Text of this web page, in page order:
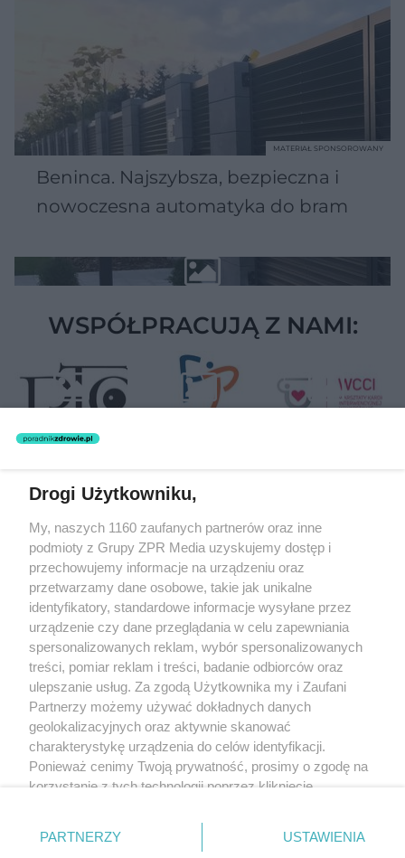
Beninca. Najszybsza, bezpieczna i
nowoczesna automatyka do bram
MATERIAŁ SPONSOROWANY
WSPÓŁPRACUJĄ Z NAMI:
rozpowszechniany lub dalej rozpowszechniany w jakikolwiek sposób
(w tym także elektroniczny lub mechaniczny) na jakimkolwiek polu
eksploatacji w jakiejkolwiek formie, włącznie z umieszczaniem w
Internecie bez pisemnej zgody właściciela praw. Jakiekolwiek użycie
lub wykorzystanie utworów w całości lub w części z naruszeniem
prawa, tzn. bez właściwej zgody, jest zabronione pod groźbą kary i
może być ścigane prawnie.
O nas
Informacje prawne
Nasze serwisy
Drogi Użytkowniku,
My, naszych 1160 zaufanych partnerów oraz inne
podmioty z Grupy ZPR Media uzyskujemy dostęp i
przechowujemy informacje na urządzeniu oraz
przetwarzamy dane osobowe, takie jak unikalne
identyfikatory, standardowe informacje wysyłane przez
urządzenie czy dane przeglądania w celu zapewniania
spersonalizowanych reklam, wybór spersonalizowanych
treści, pomiar reklam i treści, badanie odbiorców oraz
ulepszanie usług. Za zgodą Użytkownika my i Zaufani
Partnerzy możemy używać dokładnych danych
geolokalizacyjnych oraz aktywnie skanować
charakterystykę urządzenia do celów identyfikacji.
Ponieważ cenimy Twoją prywatność, prosimy o zgodę na
korzystanie z tych technologii poprzez kliknięcie
zmienić/wycofać klikając przycisk ustawień prywatności
znajdujący się w lewym dolnym rogu strony
PARTNERZY USTAWIENIA